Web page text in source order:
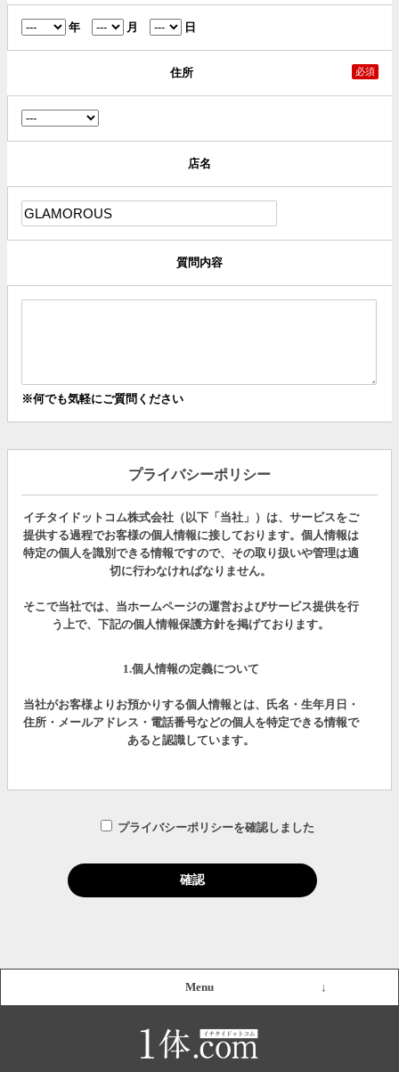
年 月 日
住所 必須
店名
質問内容
※何でも気軽にご質問ください
プライバシーポリシー
イチタイドットコム株式会社（以下「当社」）は、サービスをご
提供する過程でお客様の個人情報に接しております。個人情報は
特定の個人を識別できる情報ですので、その取り扱いや管理は適
切に行わなければなりません。
そこで当社では、当ホームページの運営およびサービス提供を行
う上で、下記の個人情報保護方針を掲げております。
1.個人情報の定義について
当社がお客様よりお預かりする個人情報とは、氏名・生年月日・
住所・メールアドレス・電話番号などの個人を特定できる情報で
あると認識しています。
つきましては個人情報保護関連の法令および社内諸規定などを遵
当社では、下記の理由でお客様より個人情報を収集することがあ
・弊社が管理運営するサイト「1体.com」におけるお客様への個
人認証
プライバシーポリシーを確認しました
Menu